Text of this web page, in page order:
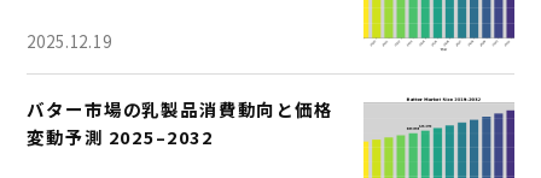
2025.12.19
バター市場の乳製品消費動向と価格
変動予測 2025–2032